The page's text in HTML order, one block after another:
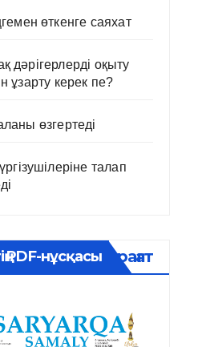
өткенге саяхат
дәрігерлерді оқыту
ұзарту керек пе?
өзгертеді
талап
PDF-нұсқасыМұрағат